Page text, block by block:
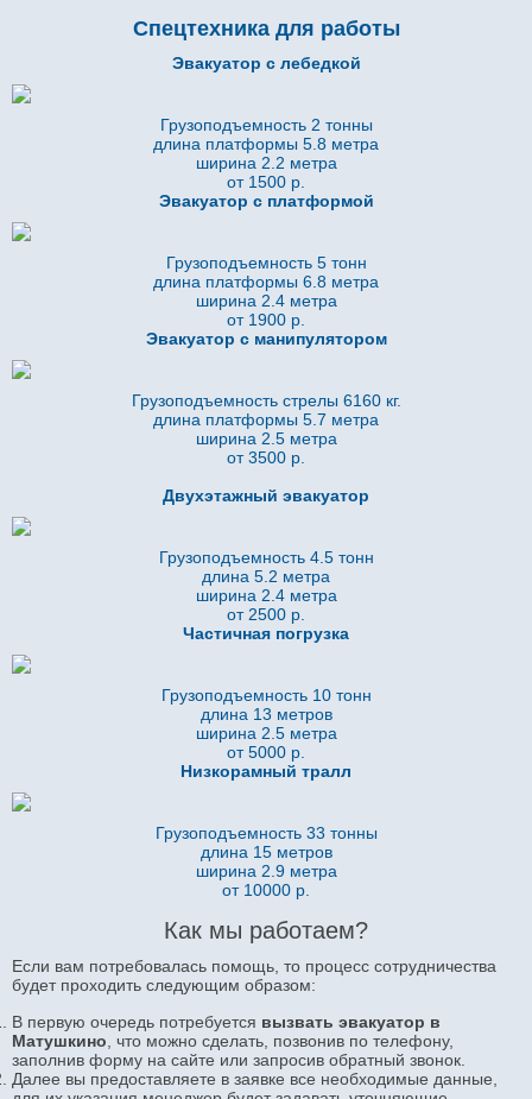
Спецтехника для работы
Эвакуатор с лебедкой
Грузоподъемность 2 тонны
длина платформы 5.8 метра
ширина 2.2 метра
от 1500 р.
Эвакуатор с платформой
Грузоподъемность 5 тонн
длина платформы 6.8 метра
ширина 2.4 метра
от 1900 р.
Эвакуатор с манипулятором
Грузоподъемность стрелы 6160 кг.
длина платформы 5.7 метра
ширина 2.5 метра
от 3500 р.
Двухэтажный эвакуатор
Грузоподъемность 4.5 тонн
длина 5.2 метра
ширина 2.4 метра
от 2500 р.
Частичная погрузка
Грузоподъемность 10 тонн
длина 13 метров
ширина 2.5 метра
от 5000 р.
Низкорамный тралл
Грузоподъемность 33 тонны
длина 15 метров
ширина 2.9 метра
от 10000 р.
Как мы работаем?
Если вам потребовалась помощь, то процесс сотрудничества
будет проходить следующим образом:
В первую очередь потребуется вызвать эвакуатор в
Матушкино , что можно сделать, позвонив по телефону,
заполнив форму на сайте или запросив обратный звонок.
Далее вы предоставляете в заявке все необходимые данные,